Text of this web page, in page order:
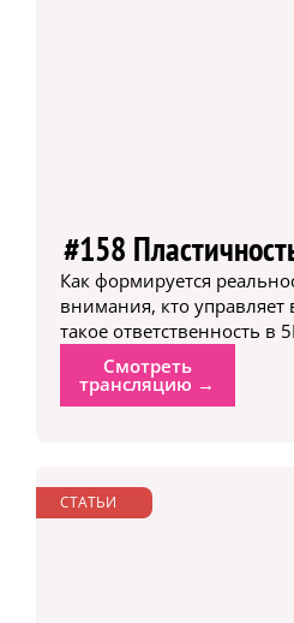
#158
Как формируется
внимания, кто
такое ответственность в
Смотреть
трансляцию →
СТАТЬИ